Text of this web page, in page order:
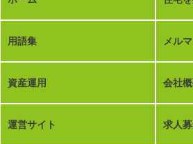
用語集 メル
資産運用 会社
運営サイト 求人